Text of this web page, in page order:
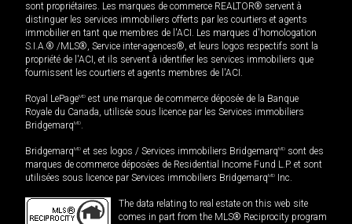
sont propriétaires. Les marques de commerce REALTOR® servent à
distinguer les services immobiliers offerts par les courtiers et agents
immobilier en tant que membres de l'ACI. Les marques d'homologation
S.I.A.® /MLS®, Service inter-agences®, et leurs logos respectifs sont la
propriété de l'ACI, et ils servent à identifier les services immobiliers que
fournissent les courtiers et agents membres de l'ACI.
Royal LePageMD est une marque de commerce déposée de la Banque
Royale du Canada, utilisée sous licence par les Services immobiliers
BridgemarqMD.
BridgemarqMD et ses logos / Services immobiliers BridgemarqMD sont des
marques de commerce déposées de Residential Income Fund L.P. et sont
utilisées sous licence par Services immobiliers BridgemarqMD Inc.
The data relating to real estate on this web site
comes in part from the MLS® Reciprocity program